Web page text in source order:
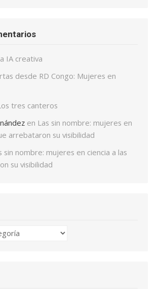
IA creativa
desde RD Congo: Mujeres en
tres canteros
en Las sin nombre: mujeres en
arrebataron su visibilidad
sin nombre: mujeres en ciencia a las
su visibilidad